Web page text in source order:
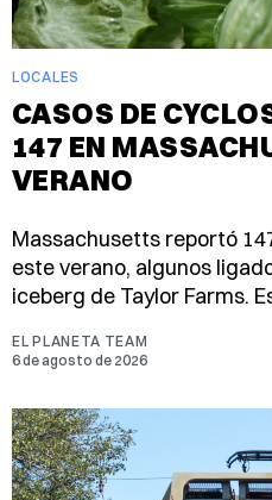
LOCALES
CASOS DE
147 EN
VERANO
Massachusetts reportó
este verano, algunos
iceberg de Taylor Farms.
EL PLANETA TEAM
6 de agosto de 2026